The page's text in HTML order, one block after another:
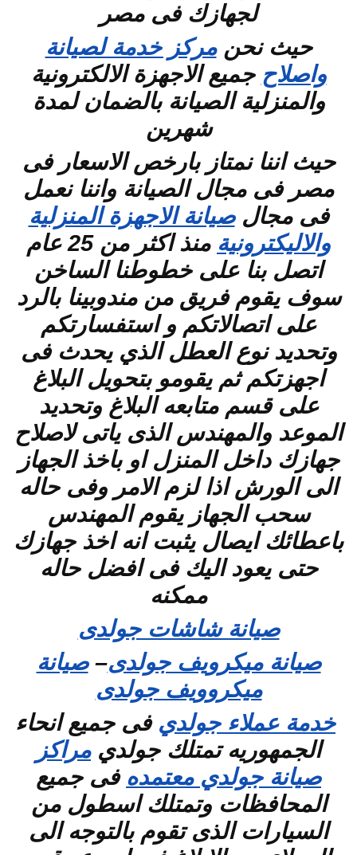
لجهازك فى مصر
حيث نحنمركز خدمة لصيانة
واصلاح جميع الاجهزة الالكترونية
والمنزلية الصيانة بالضمان لمدة
شهرين
حيث اننا نمتاز بارخص الاسعار فى
مصر فى مجال الصيانة واننا نعمل
فى مجالصيانة الاجهزة المنزلية
والاليكترونية
منذ اكثر من 25 عام
اتصل بنا على خطوطنا الساخن
سوف يقوم فريق من مندوبينا بالرد
على اتصالاتكم و استفسارتكم
وتحديد نوع العطل الذي يحدث فى
اجهزتكم ثم يقومو بتحويل البلاغ
على قسم متابعه البلاغ وتحديد
الموعد والمهندس الذى ياتى لاصلاح
جهازك داخل المنزل او باخذ الجهاز
الى الورش اذا لزم الامر وفى حاله
سحب الجهاز يقوم المهندس
باعطائك ايصال يثبت انه اخذ جهازك
حتى يعود اليك فى افضل حاله
ممكنه
صيانة شاشات جولدى
صيانة ميكرويف جولدى–صيانة
ميكروويف جولدى
خدمة عملاء جولدي فى جميع انحاء
الجمهوريه تمتلك جولديمراكز
صيانة جولدي معتمده فى جميع
المحافظات وتمتلك اسطول من
السيارات الذى تقوم بالتوجه الى